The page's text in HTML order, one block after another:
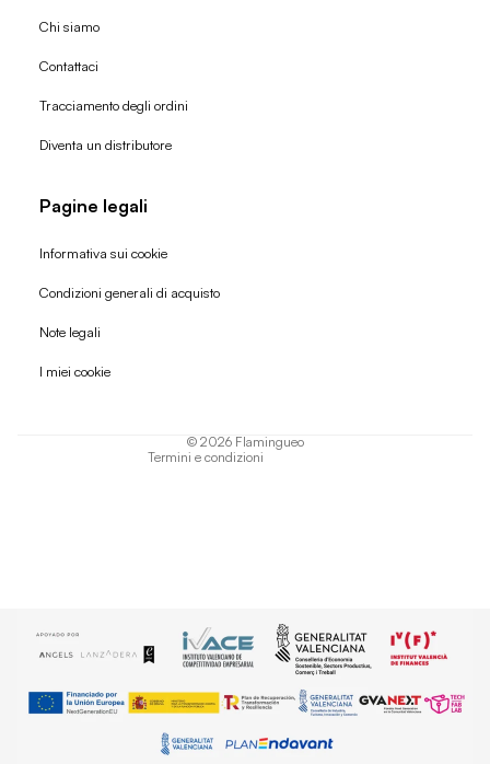
Chi siamo
Contattaci
Tracciamento degli ordini
Diventa un distributore
Pagine legali
Informativa sui cookie
Condizioni generali di acquisto
Note legali
I miei cookie
© 2026 Flamingueo
Termini e condizioni
Politica di rimborso